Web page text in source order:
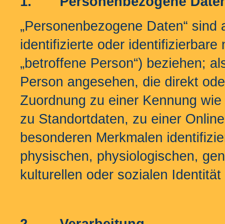
„Personenbezogene Daten“
identifizierte oder identifizierbare
„betroffene Person“) beziehen;
Person angesehen, die direkt
Zuordnung zu einer Kennung
zu Standortdaten, zu einer
besonderen Merkmalen
physischen, physiologischen,
kulturellen oder sozialen